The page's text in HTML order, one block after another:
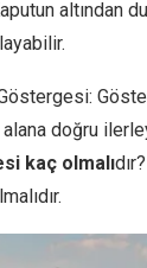
altından
alana doğru
kaç olmalı